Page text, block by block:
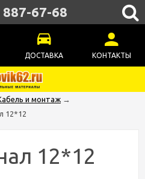
ДОСТАВКА КОНТАКТЫ
887-67-68
и монтаж →
12*12
12*12